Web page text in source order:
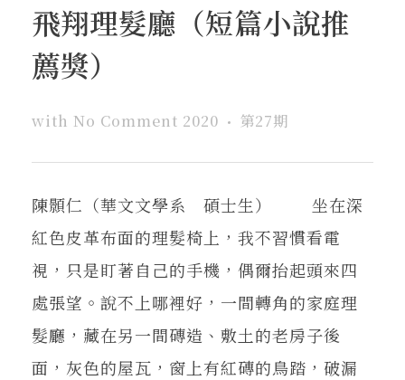
飛翔理髮廳（短篇小說推
薦獎）
with No Comment 2020 第27期
陳顥仁（華文文學系 碩士生） 坐在深
紅色皮革布面的理髮椅上，我不習慣看電
視，只是盯著自己的手機，偶爾抬起頭來四
處張望。說不上哪裡好，一間轉角的家庭理
髮廳，藏在另一間磚造、敷土的老房子後
面，灰色的屋瓦，窗上有紅磚的鳥踏，破漏